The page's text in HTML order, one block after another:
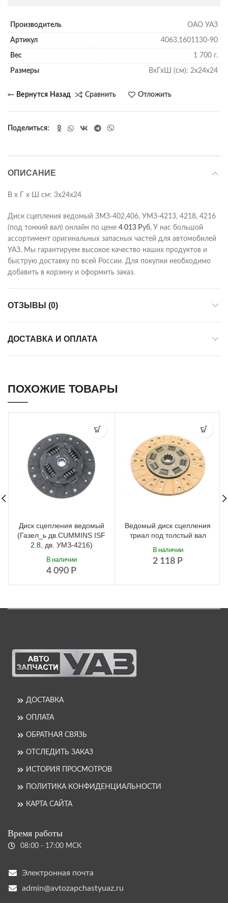
Производитель ОАО УАЗ
Артикул 4063.1601130-90
Вес 1 700 г.
Размеры ВхГхШ (см): 2х24х24
Сравнить Отложить
Поделиться
ОПИСАНИЕ
В х Г х Ш см: 3х24х24
Диск сцепления ведомый ЗМЗ-402,406, УМЗ-4213, 4218, 4216
(под тонкий вал) онлайн по цене 4 013 Руб. У нас большой
ассортимент оригинальных запасных частей для автомобилей
УАЗ. Мы гарантируем высокое качество наших продуктов и
быструю доставку по всей России. Для покупки необходимо
добавить в корзину и оформить заказ.
ОТЗЫВЫ (0)
ДОСТАВКА И ОПЛАТА
ПОХОЖИЕ ТОВАРЫ
Диск сцепления ведомый
(Газел_ь дв.CUMMINS ISF
2.8, дв. УМЗ-4216)
4 090 Р
В наличии
Ведомый диск сцепления
триал под толстый вал
2 118 Р
В наличии
ДОСТАВКА
ОПЛАТА
ОБРАТНАЯ СВЯЗЬ
ОТСЛЕДИТЬ ЗАКАЗ
ИСТОРИЯ ПРОСМОТРОВ
ПОЛИТИКА КОНФИДЕНЦИАЛЬНОСТИ
КАРТА САЙТА
Время работы
08:00 - 17:00 МСК
Электронная почта
admin@avtozapchastyuaz.ru